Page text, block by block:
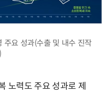
주요 성과(수출 및 내수 진작
노력도 주요 성과로 제